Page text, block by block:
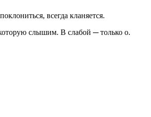
всегда кланяется.
слышим. В слабой ─ только о.